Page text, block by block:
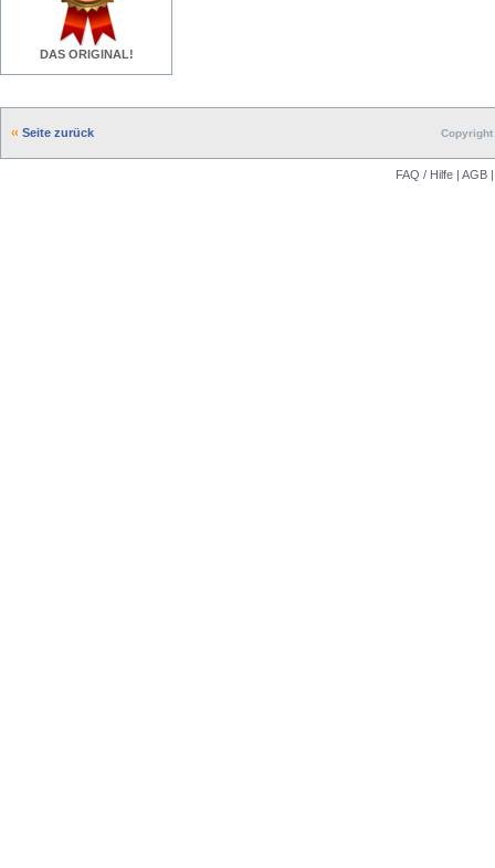
DAS ORIGINAL!
Seite zurück
FAQ / Hilfe | AGB